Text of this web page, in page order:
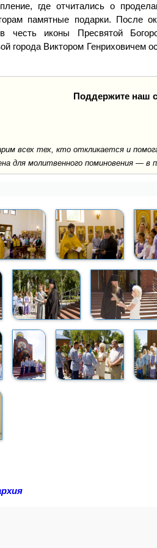
где отчитались о
памятные подарки. После
честь иконы Пресвятой
города Виктором Генриховичем
Поддержите наш
всех тех, кто откликается и
для молитвенного поминовения — в